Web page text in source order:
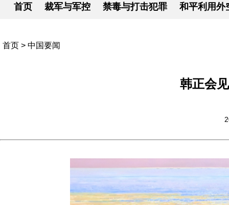
首页 裁军与军控 禁毒与打击犯罪 和平利用外
首页 > 中国要闻
韩正会